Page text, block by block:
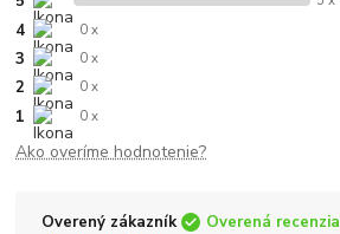
4 0 x
3 0 x
2 0 x
1 0 x
Ako overíme hodnotenie?
Overený zákazník Overená recenzia